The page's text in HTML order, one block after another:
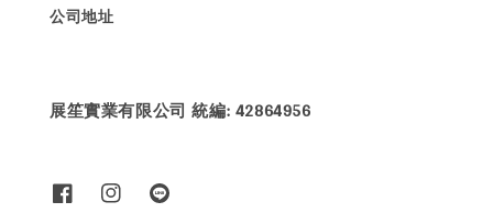
公司地址
展笙實業有限公司 統編: 42864956